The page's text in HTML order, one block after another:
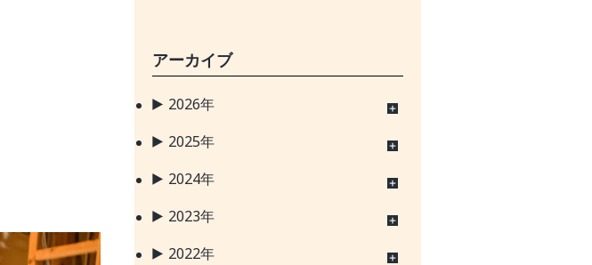
アーカイブ
2026年
2025年
2024年
2023年
2022年